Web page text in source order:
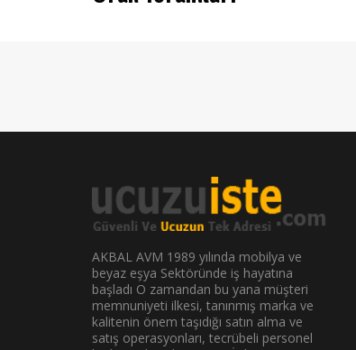
AKBAL AVM 1989 yılında mobilya ve
beyaz eşya Sektöründe iş hayatına
başladı O zamandan bu yana müşteri
memnuniyeti ilkesi, tanınmış marka ve
kalitenin önem taşıdığı satın alma ve
satış operasyonları, tecrübeli personel